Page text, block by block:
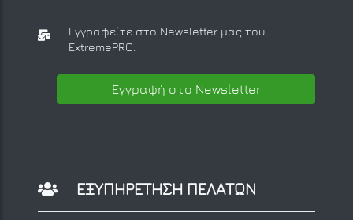
Εγγραφείτε στο Newsletter μας του
ExtremePRO.
Εγγραφή στο Newsletter
ΕΞΥΠΗΡΕΤΗΣΗ ΠΕΛΑΤΩΝ